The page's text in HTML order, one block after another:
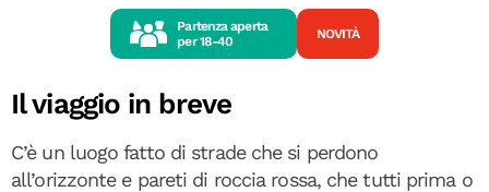
Partenza aperta
per18-40
NOVITÀ
Il viaggio in breve
C’è un luogo fatto di strade che si perdono
all’orizzonte e pareti di roccia rossa, che tutti prima o